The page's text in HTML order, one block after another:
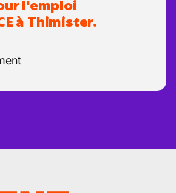
l'emploi
à Thimister.